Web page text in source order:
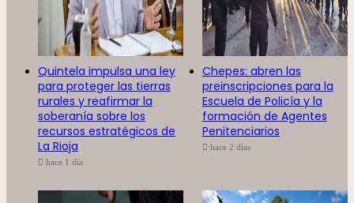
Quintela impulsa una ley
para proteger las tierras
rurales y reafirmar la
soberanía sobre los
recursos estratégicos de
La Rioja
hace 1 día
Chepes: abren las
preinscripciones para la
Escuela de Policía y la
formación de Agentes
Penitenciarios
hace 2 días